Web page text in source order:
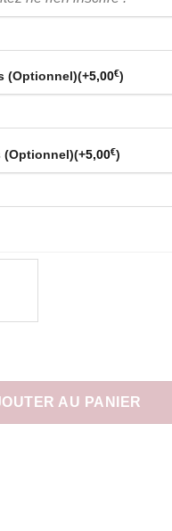
(Optionnel)(+5,00€)
(Optionnel)(+5,00€)
et short rouge personnalisé
AU PANIER